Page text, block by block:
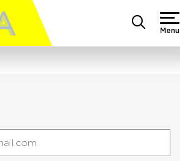
Menu